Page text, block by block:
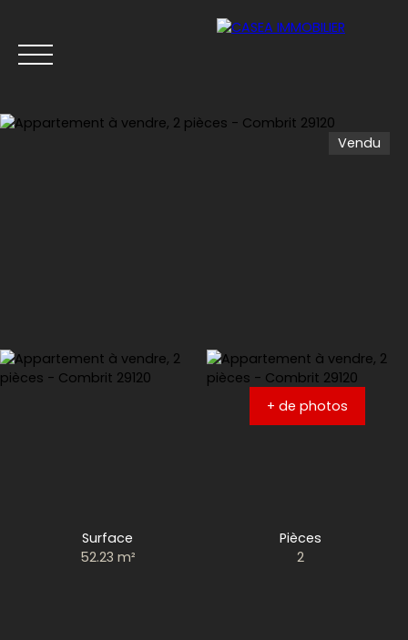
Vendu
+ de photos
Surface
52.23 m²
Pièces
2